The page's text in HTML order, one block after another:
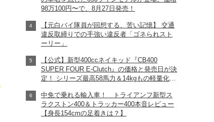
98万100円〜で、8月27日発売！
【元白バイ隊員が回想する、苦い記憶】 交通
違反取締りでの手強い違反者「ゴネられスト
ーリー」
【公式】新型400ccネイキッド『CB400
SUPER FOUR E-Clutch』の価格と発売日が決
定！ シリーズ最高58馬力＆14kgもの軽量化!?
【Honda2026新車ニュース】
中免で乗れる輸入車！ トライアンフ新型ス
ラクストン400＆トラッカー400本音レビュー
【身長154cmの足着きは？】